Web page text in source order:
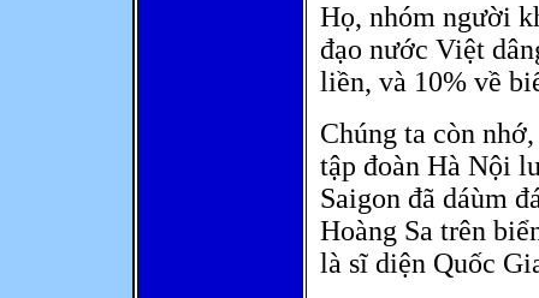
Họ, nhóm người
đạo nước Việt
liền, và 10% về
Chúng ta còn
tập đoàn Hà Nội
Saigon đã dáùm
Hoàng Sa trên
là sĩ diện Quốc